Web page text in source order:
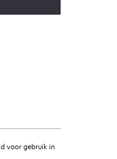
voor gebruik in